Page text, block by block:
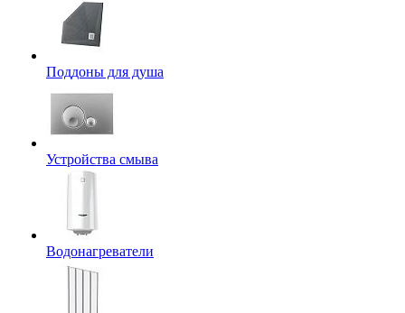
Поддоны для душа
Устройства смыва
Водонагреватели